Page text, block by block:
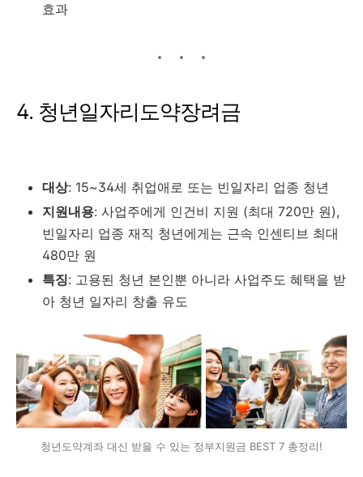
효과
4. 청년일자리도약장려금
대상: 15~34세 취업애로 또는 빈일자리 업종 청년
지원내용: 사업주에게 인건비 지원 (최대 720만 원),
빈일자리 업종 재직 청년에게는 근속 인센티브 최대
480만 원
특징: 고용된 청년 본인뿐 아니라 사업주도 혜택을 받
아 청년 일자리 창출 유도
청년도약계좌 대신 받을 수 있는 정부지원금 BEST 7 총정리!